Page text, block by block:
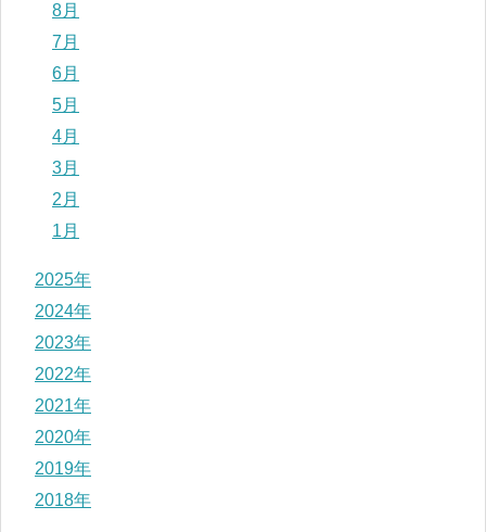
8月
7月
6月
5月
4月
3月
2月
1月
2025年
2024年
2023年
2022年
2021年
2020年
2019年
2018年